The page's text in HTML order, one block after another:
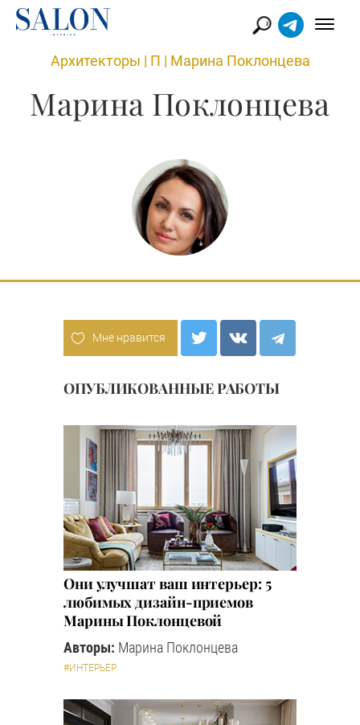
Архитекторы | П | Марина Поклонцева
Марина Поклонцева
Мне нравится
ОПУБЛИКОВАННЫЕ РАБОТЫ
Они улучшат ваш интерьер: 5
любимых дизайн-приемов
Марины Поклонцевой
Авторы: Марина Поклонцева
#ИНТЕРЬЕР